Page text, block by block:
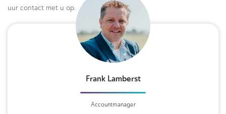
uur contact met u op.
Frank Lamberst
Accountmanager